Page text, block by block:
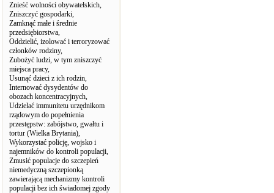
Znieść wolności obywatelskich,
Zniszczyć gospodarki,
Zamknąć małe i średnie
przedsiębiorstwa,
Oddzielić, izolować i terroryzować
członków rodziny,
Zubożyć ludzi, w tym zniszczyć
miejsca pracy,
Usunąć dzieci z ich rodzin,
Internować dysydentów do
obozach koncentracyjnych,
Udzielać immunitetu urzędnikom
rządowym do popełnienia
przestępstw: zabójstwo, gwałtu i
tortur (Wielka Brytania),
Wykorzystać policję, wojsko i
najemników do kontroli populacji,
Zmusić populacje do szczepień
niemedyczną szczepionką
zawierającą mechanizmy kontroli
populacji bez ich świadomej zgody